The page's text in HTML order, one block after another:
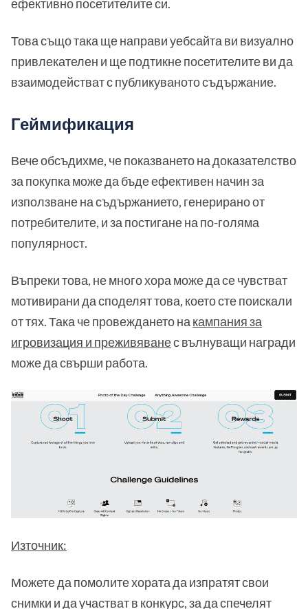
ефективно посетителите си.
Това също така ще направи уебсайта ви визуално
привлекателен и ще подтикне посетителите ви да
взаимодействат с публикуваното съдържание.
Геймификация
Вече обсъдихме, че показването на доказателство
за покупка може да бъде ефективен начин за
използване на съдържанието, генерирано от
потребителите, и за постигане на по-голяма
популярност.
Въпреки това, не много хора може да се чувстват
мотивирани да споделят това, което сте поискали
от тях. Така че провеждането на кампания за
игровизация и преживяванес вълнуващи награди
може да свърши работа.
Източник:
Можете да помолите хората да изпратят свои
снимки и да участват в конкурс, за да спечелят